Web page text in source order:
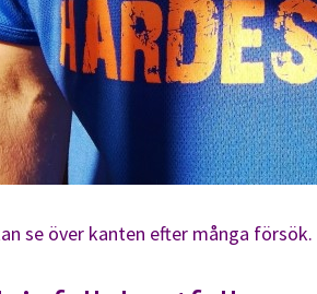
se över kanten efter många försök.